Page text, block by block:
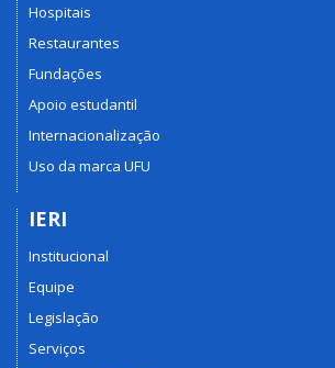
Hospitais
Restaurantes
Fundações
Apoio estudantil
Internacionalização
Uso da marca UFU
IERI
Institucional
Equipe
Legislação
Serviços